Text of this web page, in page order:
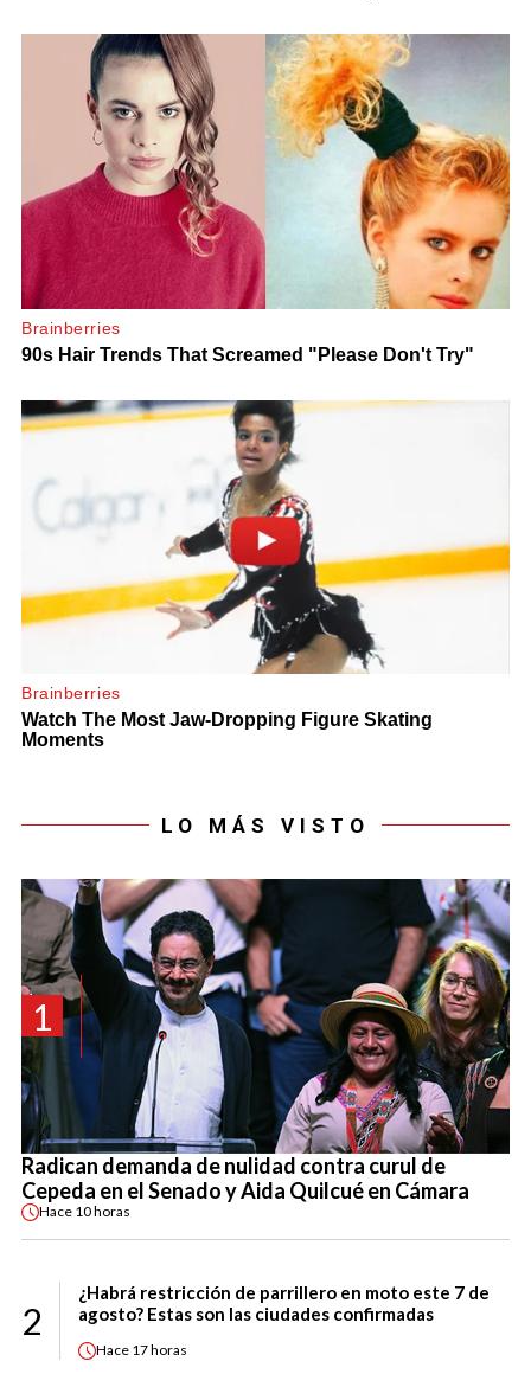
LO MÁS VISTO
1
Radican demanda de nulidad contra curul de
Cepeda en el Senado y Aida Quilcué en Cámara
Hace 10 horas
2
¿Habrá restricción de parrillero en moto este 7 de
agosto? Estas son las ciudades confirmadas
Hace 17 horas